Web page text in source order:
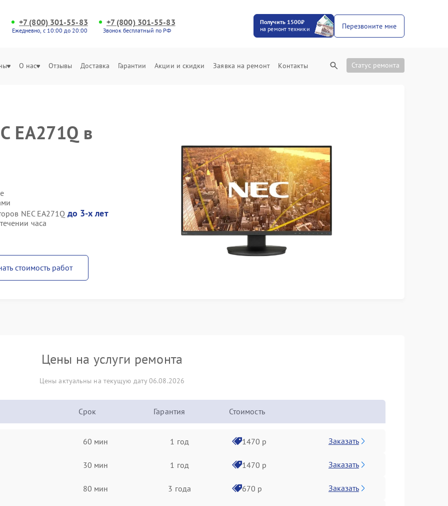
+7 (800) 301-55-83
Ежедневно, с 10:00 до 20:00
+7 (800) 301-55-83
Звонок бесплатный по РФ
Получить 1500₽
на ремонт техники
Перезвоните мне
О нас Отзывы Доставка Гарантии Акции и скидки Заявка на ремонт Контакты Статус ремонта
EA271Q в
NEC EA271Q до 3-х лет
часа
стоимость работ
Цены на услуги ремонта
Цены актуальны на текущую дату 06.08.2026
Срок Гарантия Стоимость
60 мин 1 год 1470 р Заказать
30 мин 1 год 1470 р Заказать
80 мин 3 года 670 р Заказать